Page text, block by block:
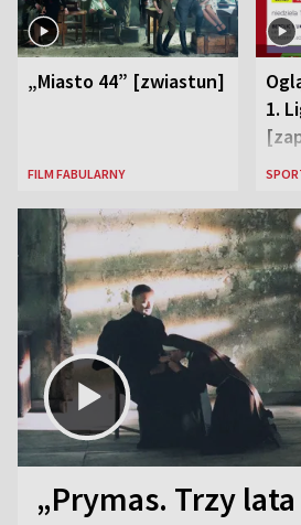
„Miasto 44” [zwiastun]
FILM FABULARNY
1.
„Prymas. Trzy lata